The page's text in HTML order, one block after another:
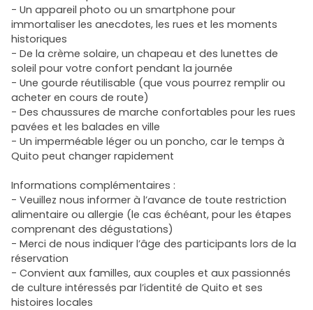
- Un appareil photo ou un smartphone pour
immortaliser les anecdotes, les rues et les moments
historiques
- De la crème solaire, un chapeau et des lunettes de
soleil pour votre confort pendant la journée
- Une gourde réutilisable (que vous pourrez remplir ou
acheter en cours de route)
- Des chaussures de marche confortables pour les rues
pavées et les balades en ville
- Un imperméable léger ou un poncho, car le temps à
Quito peut changer rapidement
Informations complémentaires :
- Veuillez nous informer à l’avance de toute restriction
alimentaire ou allergie (le cas échéant, pour les étapes
comprenant des dégustations)
- Merci de nous indiquer l’âge des participants lors de la
réservation
- Convient aux familles, aux couples et aux passionnés
de culture intéressés par l’identité de Quito et ses
histoires locales